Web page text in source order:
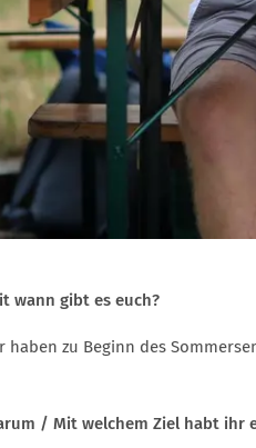
wann gibt es euch?
haben zu Beginn des
/ Mit welchem Ziel habt ihr